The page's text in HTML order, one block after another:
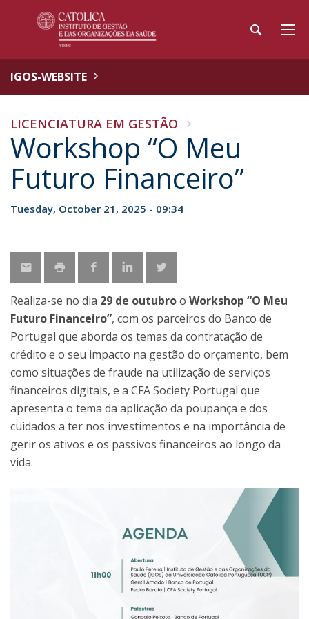
IGOS-WEBSITE
LICENCIATURA EM GESTÃO
Workshop “O Meu
Futuro Financeiro”
Tuesday, October 21, 2025 - 09:34
Realiza-se no dia 29 de outubroo Workshop “O Meu
Futuro Financeiro”, com os parceiros do Banco de
Portugal que aborda os temas da contratação de
crédito e o seu impacto na gestão do orçamento, bem
como situações de fraude na utilização de serviços
financeiros digitais, e a CFA Society Portugal que
apresenta o tema da aplicação da poupança e dos
cuidados a ter nos investimentos e na importância de
gerir os ativos e os passivos financeiros ao longo da
vida.